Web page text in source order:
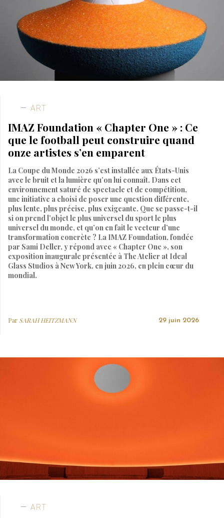
ART
IMAZ Foundation « Chapter One » : Ce
que le football peut construire quand
onze artistes s’en emparent
La Coupe du Monde 2026 s’est installée aux États-Unis
avec le bruit et la lumière qu’on lui connaît. Dans cet
environnement saturé de spectacle et de compétition,
une initiative a choisi de poser une question différente,
plus lente, plus précise, plus exigeante. Que se passe-t-il
si on prend l’objet le plus universel du sport le plus
universel du monde, et qu’on en fait le vecteur d’une
transformation concrète ? La IMAZ Foundation, fondée
par Sami Deller, y répond avec « Chapter One », son
exposition inaugurale présentée à The Atelier at Ideal
Glass Studios à New York, en juin 2026, en plein cœur du
mondial.
Par SARAH HEITZMANN 29 juin 2026
ART